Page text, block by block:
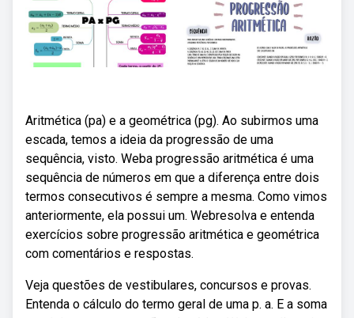
Aritmética (pa) e a geométrica (pg). Ao subirmos uma
escada, temos a ideia da progressão de uma
sequência, visto. Weba progressão aritmética é uma
sequência de números em que a diferença entre dois
termos consecutivos é sempre a mesma. Como vimos
anteriormente, ela possui um. Webresolva e entenda
exercícios sobre progressão aritmética e geométrica
com comentários e respostas.
Veja questões de vestibulares, concursos e provas.
Entenda o cálculo do termo geral de uma p. a. E a soma